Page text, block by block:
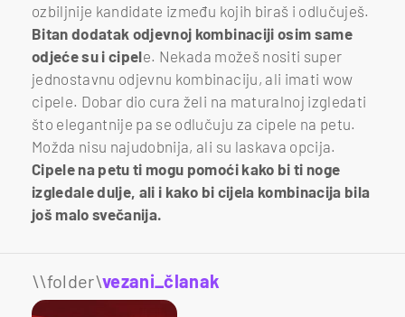
ozbiljnije kandidate između kojih biraš i odlučuješ.
Bitan dodatak odjevnoj kombinaciji osim same
odjeće su i cipele. Nekada možeš nositi super
jednostavnu odjevnu kombinaciju, ali imati wow
cipele. Dobar dio cura želi na maturalnoj izgledati
što elegantnije pa se odlučuju za cipele na petu.
Možda nisu najudobnija, ali su laskava opcija.
Cipele na petu ti mogu pomoći kako bi ti noge
izgledale dulje, ali i kako bi cijela kombinacija bila
još malo svečanija.
\\folder\vezani_članak